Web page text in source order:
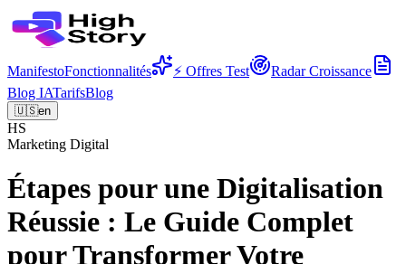
ManifestoFonctionnalités ⚡ Offres Test
Radar Croissance
Blog IATarifsBlog
🇺🇸en
HS
Marketing Digital
Étapes pour une Digitalisation
Réussie : Le Guide Complet
pour Transformer Votre